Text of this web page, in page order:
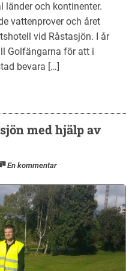
och kontinenter.
vattenprover och året
vid Råstasjön. I år
Golfängarna för att i
bevara […]
med hjälp av
En kommentar